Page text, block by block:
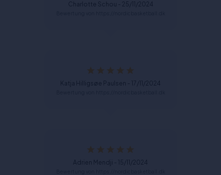
Charlotte Schou - 25/11/2024
Katja Hilligsøe Paulsen - 17/11/2024
Adrien Mendji - 15/11/2024